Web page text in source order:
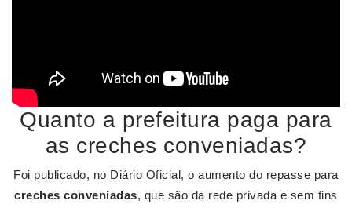
Quanto a prefeitura paga para
as creches conveniadas?
Foi publicado, no Diário Oficial, o aumento do repasse para
creches conveniadas, que são da rede privada e sem fins